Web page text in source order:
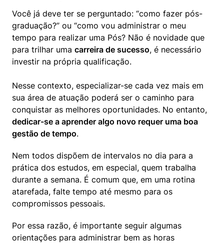
Você já deve ter se perguntado: “como fazer pós-
graduação?” ou “como vou administrar o meu
tempo para realizar uma Pós? Não é novidade que
para trilhar uma carreira de sucesso, é necessário
investir na própria qualificação.
Nesse contexto, especializar-se cada vez mais em
sua área de atuação poderá ser o caminho para
dedicar-se a aprender algo novo requer uma boa
gestão de tempo.
Nem todos dispõem de intervalos no dia para a
prática dos estudos, em especial, quem trabalha
durante a semana. É comum que, em uma rotina
atarefada, falte tempo até mesmo para os
compromissos pessoais.
Por essa razão, é importante seguir algumas
orientações para administrar bem as horas